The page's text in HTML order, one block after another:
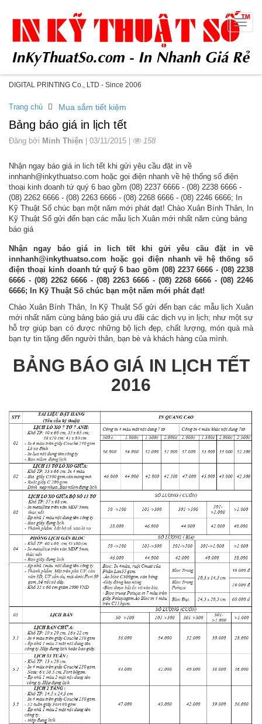
DIGITAL PRINTING Co., LTD - Since 2006
Toggle
Trang chủ Mua sắm tiết kiệm
Bảng báo giá in lịch tết
Đăng bởi Minh Thiện | 03/11/2015 | 158
Nhận ngay báo giá in lich tết khi gửi yêu cầu đặt in về
innhanh@inkythuatso.com hoặc gọi điện nhanh về hệ thống số điện
thoại kinh doanh tứ quý 6 bao gồm (08) 2237 6666 - (08) 2238 6666 -
(08) 2262 6666 - (08) 2263 6666 - (08) 2268 6666 - (08) 2246 6666; In
Kỹ Thuật Số chúc bạn một năm mới phát đạt! Chào Xuân Bính Thân, In
Kỹ Thuật Số gửi đến bạn các mẫu lịch Xuân mới nhất năm cùng bảng
báo giá
Nhận ngay báo giá in lich tết khi gửi yêu cầu đặt in về
innhanh@inkythuatso.com hoặc gọi điện nhanh về hệ thống số
điện thoại kinh doanh tứ quý 6 bao gồm (08) 2237 6666 - (08) 2238
6666 - (08) 2262 6666 - (08) 2263 6666 - (08) 2268 6666 - (08) 2246
6666; In Kỹ Thuật Số chúc bạn một năm mới phát đạt!
Chào Xuân Bính Thân, In Kỹ Thuật Số gửi đến bạn các mẫu lịch Xuân
mới nhất năm cùng bảng báo giá ưu đãi các dịch vụ in lịch; như một sự
hỗ trợ giúp bạn có được những bộ lịch đẹp, chất lượng, món quà mà
bạn tự tin tặng đến người thân, bạn bè và khách hàng của mình.
BẢNG BÁO GIÁ IN LỊCH TẾT
2016